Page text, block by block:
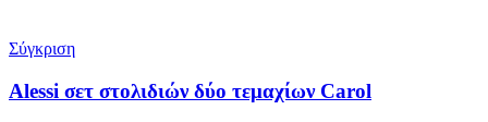
Σύγκριση
Alessi σετ στολιδιών δύο τεμαχίων Carol